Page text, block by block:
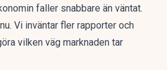
faller snabbare än väntat.
Vi inväntar fler rapporter och
vilken väg marknaden tar